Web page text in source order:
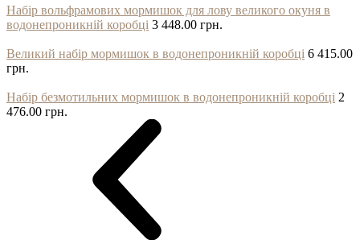
Набір вольфрамових мормишок для лову великого окуня в
водонепроникній коробці 3 448.00 грн.
Великий набір мормишок в водонепроникній коробці 6 415.00
грн.
Набір безмотильних мормишок в водонепроникній коробці 2
476.00 грн.